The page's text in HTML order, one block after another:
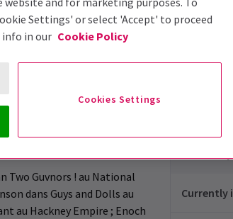
Guys and Dolls, Gavin a été
(LIPA).
Two Guvnors ! au National
dans Guys and Dolls au
au Hackney Empire ; Enoch
Gavin
Currently
Settings' or select 'Accept' to proceed
info in our Cookie Policy
Cookies Settings